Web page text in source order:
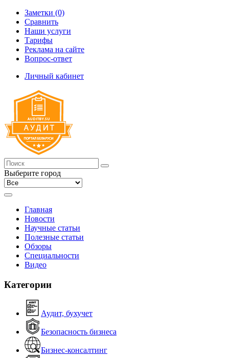
Заметки (0)
Сравнить
Наши услуги
Тарифы
Реклама на сайте
Вопрос-ответ
Личный кабинет
Выберите город
Главная
Новости
Научные статьи
Полезные статьи
Обзоры
Специальности
Видео
Категории
Аудит, бухучет
Безопасность бизнеса
Бизнес-консалтинг